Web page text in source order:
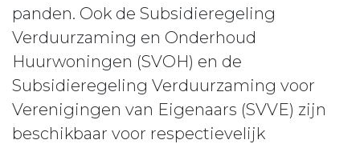
panden. Ook de Subsidieregeling
Verduurzaming en Onderhoud
Huurwoningen (SVOH) en de
Subsidieregeling Verduurzaming voor
Verenigingen van Eigenaars (SVVE) zijn
beschikbaar voor respectievelijk